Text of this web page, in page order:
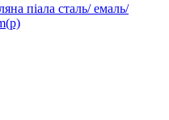
піала сталь/ емаль/